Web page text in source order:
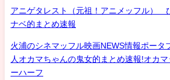
アニゲタレスト（元祖！アニメッフル）
ナベ的まとめ速報
火浦のシネマッフル映画NEWS情報ポータ
人オカマちゃんの鬼女的まとめ速報!オカ
ーハーフ